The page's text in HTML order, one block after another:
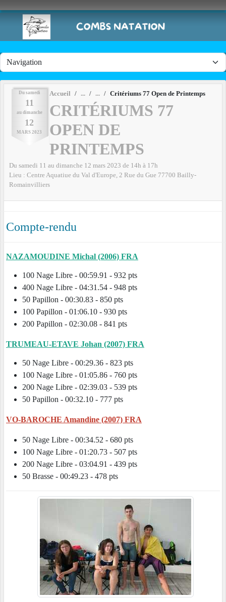
Du samedi
11
au dimanche
12
MARS 2023
Accueil Critériums 77 Open de Printemps
CRITÉRIUMS 77
OPEN DE
PRINTEMPS
Du samedi 11 au dimanche 12 mars 2023 de 14h à 17h
Lieu : Centre Aquatiue du Val d'Europe, 2 Rue du Gue 77700 Bailly-
Romainvilliers
Compte-rendu
NAZAMOUDINE Michal (2006) FRA
100 Nage Libre - 00:59.91 - 932 pts
400 Nage Libre - 04:31.54 - 948 pts
50 Papillon - 00:30.83 - 850 pts
100 Papillon - 01:06.10 - 930 pts
200 Papillon - 02:30.08 - 841 pts
TRUMEAU-ETAVE Johan (2007) FRA
50 Nage Libre - 00:29.36 - 823 pts
100 Nage Libre - 01:05.86 - 760 pts
200 Nage Libre - 02:39.03 - 539 pts
50 Papillon - 00:32.10 - 777 pts
VO-BAROCHE Amandine (2007) FRA
50 Nage Libre - 00:34.52 - 680 pts
100 Nage Libre - 01:20.73 - 507 pts
200 Nage Libre - 03:04.91 - 439 pts
50 Brasse - 00:49.23 - 478 pts